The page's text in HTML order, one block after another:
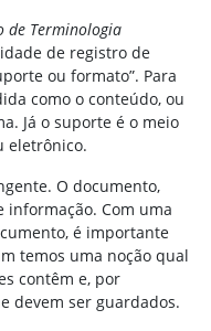
de Terminologia
de registro de
ou formato”. Para
como o conteúdo, ou
Já o suporte é o meio
eletrônico.
O documento,
Com uma
é importante
temos uma noção qual
contêm e, por
devem ser guardados.